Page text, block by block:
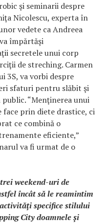
şi seminarii despre
Nicolescu, experta în
vedete ca Andreea
împărtăşi
secretele unui corp
de streching. Carmen
3S, va vorbi despre
sfaturi pentru slăbit şi
“Menţinerea unui
face prin diete drastice, ci
ce combină o
eficiente,”
va fi urmat de o
weekend-uri de
încât să le reamintim
specifice stilului
City doamnele şi